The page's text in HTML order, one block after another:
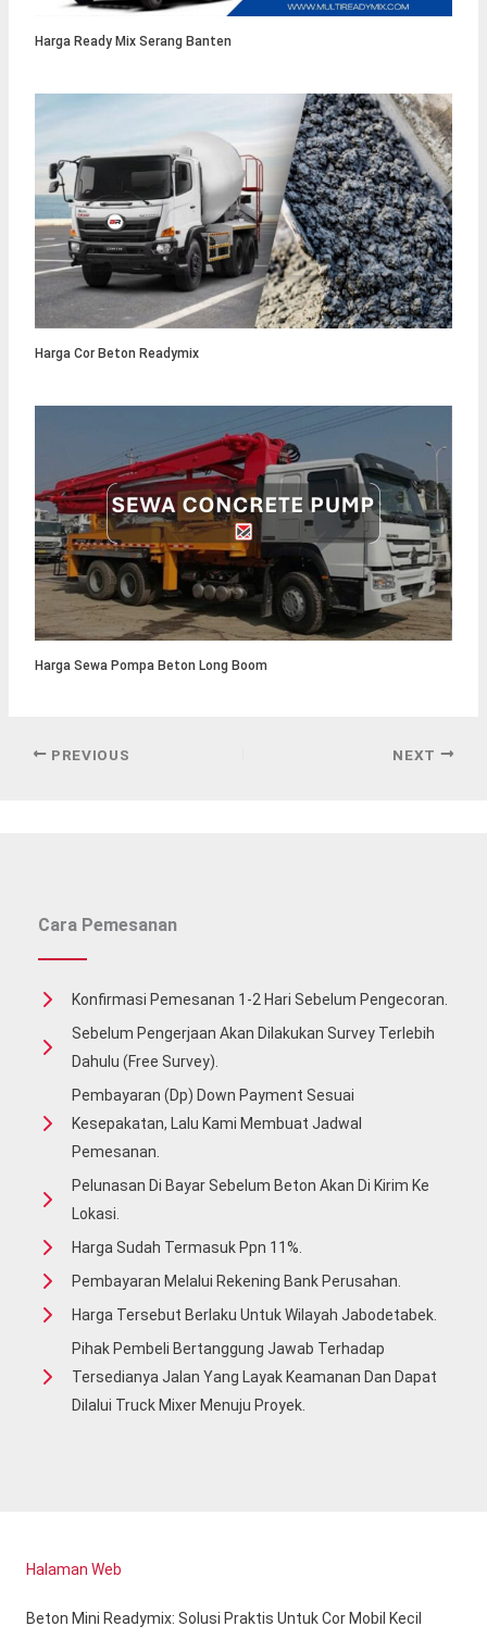
Harga Ready Mix Serang Banten
Harga Cor Beton Readymix
Harga Sewa Pompa Beton Long Boom
PREVIOUS NEXT
Cara Pemesanan
Konfirmasi Pemesanan 1-2 Hari Sebelum Pengecoran.
Sebelum Pengerjaan Akan Dilakukan Survey Terlebih
Dahulu (free Survey).
Pembayaran (Dp) Down Payment Sesuai
Kesepakatan, Lalu Kami Membuat Jadwal
Pemesanan.
Pelunasan Di Bayar Sebelum Beton Akan Di Kirim Ke
Lokasi.
Harga Sudah Termasuk Ppn 11%.
Pembayaran Melalui Rekening Bank Perusahan.
Harga Tersebut Berlaku Untuk Wilayah Jabodetabek.
Pihak Pembeli Bertanggung Jawab Terhadap
Tersedianya Jalan Yang Layak Keamanan Dan Dapat
Dilalui Truck Mixer Menuju Proyek.
Halaman Web
Beton Mini Readymix: Solusi Praktis Untuk Cor Mobil Kecil